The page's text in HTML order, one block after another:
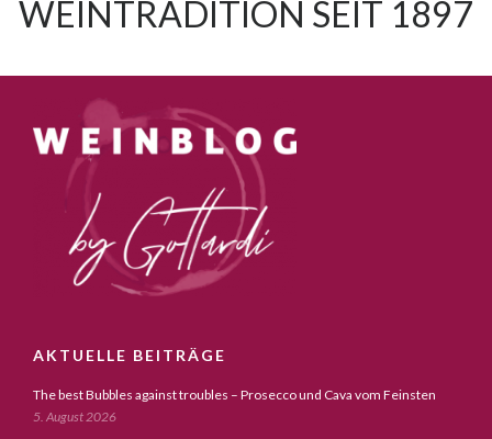
WEINTRADITION SEIT 1897
AKTUELLE BEITRÄGE
The best Bubbles against troubles – Prosecco und Cava vom Feinsten
5. August 2026